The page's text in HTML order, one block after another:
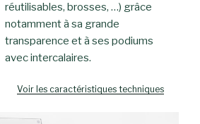
réutilisables, brosses, …) grâce
notamment à sa grande
transparence et à ses podiums
avec intercalaires.
Voir les caractéristiques techniques